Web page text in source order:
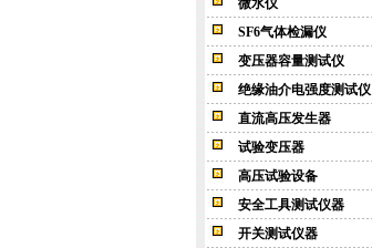
微水仪
SF6气体检漏仪
变压器容量测试仪
绝缘油介电强度测试仪
直流高压发生器
试验变压器
高压试验设备
安全工具测试仪器
开关测试仪器